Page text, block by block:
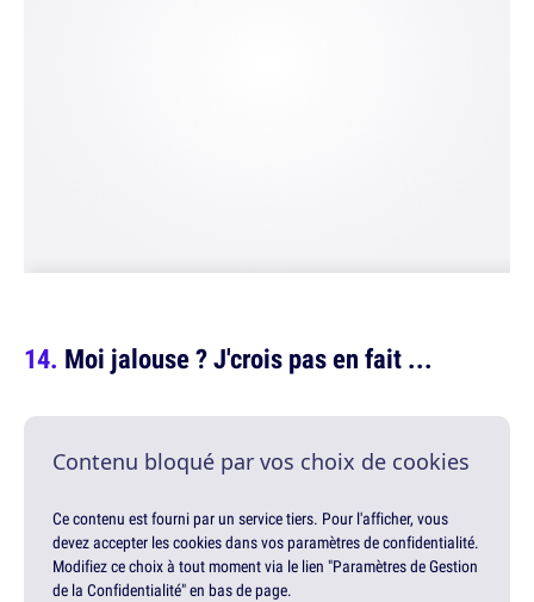
Moi jalouse ? J'crois pas en fait ...
Contenu bloqué par vos choix de cookies
Ce contenu est fourni par un service tiers. Pour l'afficher, vous
devez accepter les cookies dans vos paramètres de confidentialité.
Modifiez ce choix à tout moment via le lien "Paramètres de Gestion
de la Confidentialité" en bas de page.